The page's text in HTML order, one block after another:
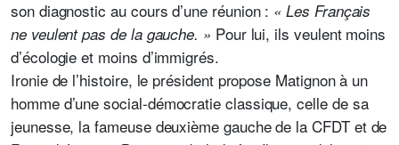
son diagnostic au cours d’une réunion : « Les Français
ne veulent pas de la gauche. » Pour lui, ils veulent moins
d’écologie et moins d’immigrés.
Ironie de l’histoire, le président propose Matignon à un
homme d’une social-démocratie classique, celle de sa
jeunesse, la fameuse deuxième gauche de la CFDT et de